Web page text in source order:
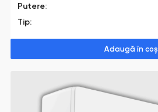
Putere:
Tip:
Adaugă în coș